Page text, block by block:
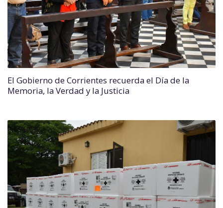
El Gobierno de Corrientes recuerda el Día de la
Memoria, la Verdad y la Justicia